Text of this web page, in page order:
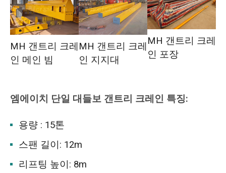
MH 갠트리 크레
인 메인 빔
MH 갠트리 크레
인 지지대
MH 갠트리 크레
인 포장
엠에이치 단일 대들보 갠트리 크레인 특징:
용량 : 15톤
스팬 길이: 12m
리프팅 높이: 8m